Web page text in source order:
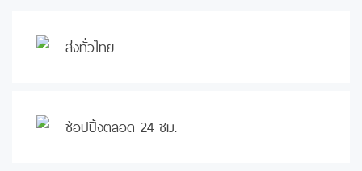
ส่งทั่วไทย
ช้อปปิ้งตลอด 24 ชม.